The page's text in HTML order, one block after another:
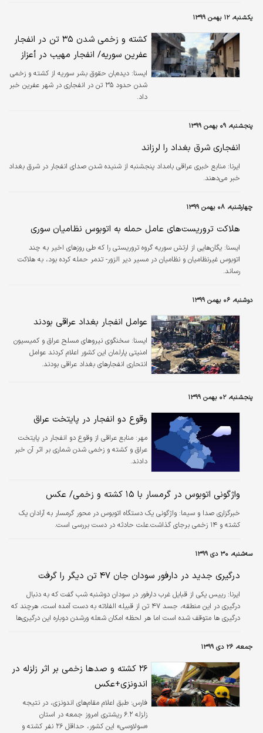
یکشنبه، ۱۲ بهمن ۱۳۹۹
کشته و زخمی شدن ۳۵ تن در انفجار
عفرین سوریه/ انفجار مهیب در أعزاز
ايسنا: دیده‌بان حقوق بشر سوریه از کشته و زخمی
شدن حدود ۳۵ تن در انفجاری در شهر عفرین خبر
داد.
پنجشنبه، ۰۹ بهمن ۱۳۹۹
انفجاری شرق بغداد را لرزاند
ایرنا: منابع خبری عراقی بامداد پنجشنبه از شنیده شدن صدای انفجار در شرق بغداد
خبر می‌دهند.
چهارشنبه، ۰۸ بهمن ۱۳۹۹
هلاکت تروریست‌های عامل حمله به اتوبوس نظامیان سوری
ايسنا: یگان‌هایی از ارتش سوریه گروه تروریستی را که طی روزهای اخیر به چند
اتوبوس غیرنظامیان و نظامیان در مسیر دیر الزور- تدمر حمله کرده بود، به هلاکت
رساند.
دوشنبه، ۰۶ بهمن ۱۳۹۹
عوامل انفجار بغداد عراقی بودند
ايسنا: سخنگوی نیروهای مسلح عراق و کمیسیون
امنیتی پارلمان این کشور اعلام کردند عوامل
انتحاری انفجارهای بغداد عراقی بودند.
پنجشنبه، ۰۲ بهمن ۱۳۹۹
وقوع دو انفجار در پایتخت عراق
مهر: منابع عراقی از وقوع دو انفجار در پایتخت
عراق و کشته و زخمی شدن شماری بر اثر آن خبر
دادند.
واژگونی اتوبوس در گرمسار با ۱۵ کشته و زخمی/ عکس
خبرگزاری صدا و سیما: واژگونی یک دستگاه اتوبوس در محور گرمسار به آرادان یک
کشته و ۱۴ زخمی برجای گذاشت.علت حادثه در دست بررسی است.
سه‌شنبه، ۳۰ دی ۱۳۹۹
درگیری جدید در دارفور سودان جان ۴۷ تن دیگر را گرفت
ایرنا: رییس یکی از قبایل غرب دارفور در سودان دوشنبه شب گفت که به دنبال
درگیری در این منطقه، جسد ۴۷ تن از قبیله الفلاته به دست آمده است، هرچند که
درگیری ها متوقف شده است اما هر لحظه امکان شعله ورشدن دوباره این درگیری‌ها
جمعه، ۲۶ دی ۱۳۹۹
۲۶ کشته و صدها زخمی بر اثر زلزله در
اندونزی+عکس
فارس: طبق اعلام مقام‌های اندونزی، در نتیجه
زلزله ۶.۲ ریشتری امروز جمعه در استان
«سولاوسی» این کشور، حداقل ۲۶ نفر کشته و